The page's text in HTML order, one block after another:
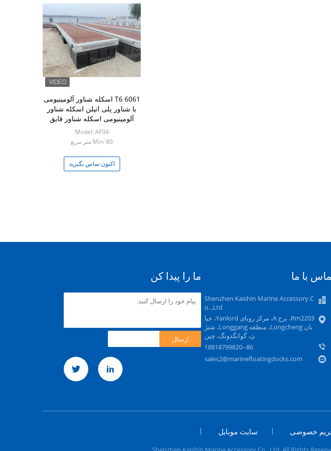
6061 T6 اسکله شناور آلومینیومی
با شناور پلی اتیلن اسکله شناور
آلومینیومی اسکله شناور قایق
Model: AF04
Min: 80 متر مربع
اکنون تماس بگیرید
با ما
Shenzhen Kaishin Marine Accessory C
o. ,Ltd
Rm2203، برج A، مرکز رویای Yanlord، خیا
بان Longcheng، منطقه Longgang، شنژ
ن، گوانگدونگ، چین
86--18818799820
sales2@marinefloatingdocks.com
ما را پیدا کن
ارسال
خصوصی سایت موبایل